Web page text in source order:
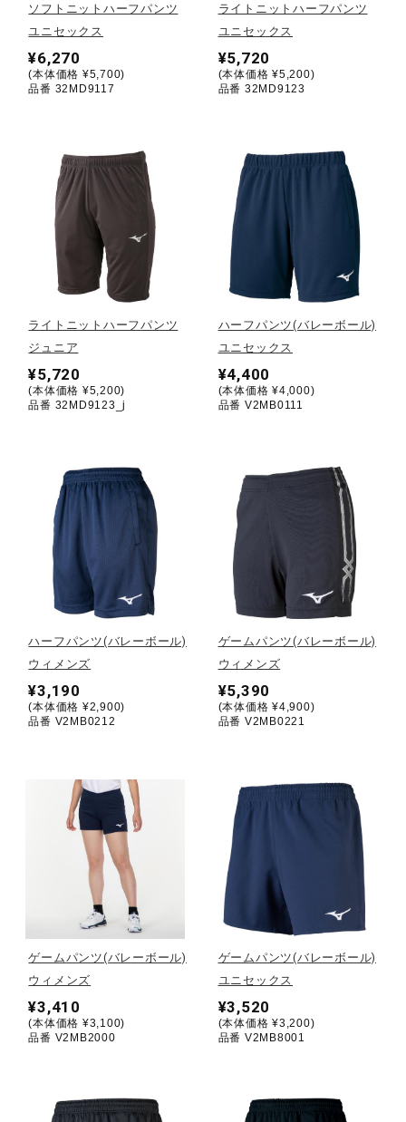
バドミントン
陸上競技
ソフトボール
柔道
ウィンタースポーツ
ワーキング
ウォーキングシューズ
ライフスタイルグッズ
インナー
寝具／ミズノスリープ
サポーター
健康／エクササイズ
ジュニア／キッズ
メディカル
ソフトニットハーフパンツ
ユニセックス
¥6,270
(本体価格 ¥5,700)
品番 32MD9117
ライトニットハーフパンツ
ユニセックス
¥5,720
(本体価格 ¥5,200)
品番 32MD9123
ライトニットハーフパンツ
ジュニア
¥5,720
(本体価格 ¥5,200)
品番 32MD9123_j
ハーフパンツ(バレーボール)
ユニセックス
¥4,400
(本体価格 ¥4,000)
品番 V2MB0111
ハーフパンツ(バレーボール)
ウィメンズ
¥3,190
(本体価格 ¥2,900)
品番 V2MB0212
ゲームパンツ(バレーボール)
ウィメンズ
¥5,390
(本体価格 ¥4,900)
品番 V2MB0221
ゲームパンツ(バレーボール)
ウィメンズ
¥3,410
(本体価格 ¥3,100)
品番 V2MB2000
ゲームパンツ(バレーボール)
ユニセックス
¥3,520
(本体価格 ¥3,200)
品番 V2MB8001